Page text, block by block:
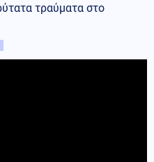
τραύματα στο